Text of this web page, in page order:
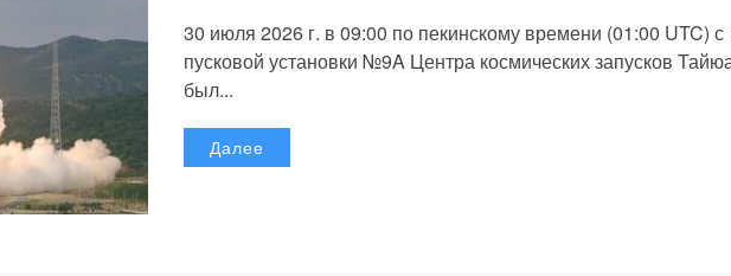
30 июля 2026 г. в 09:00 по пекинскому времени (01:00 UTC) с
пусковой установки №9A Центра космических запусков
был...
Далее